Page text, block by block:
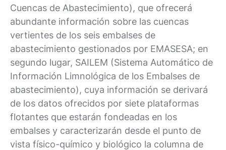
Cuencas de Abastecimiento), que ofrecerá
abundante información sobre las cuencas
vertientes de los seis embalses de
abastecimiento gestionados por EMASESA; en
segundo lugar, SAILEM (Sistema Automático de
Información Limnológica de los Embalses de
abastecimiento), cuya información se derivará
de los datos ofrecidos por siete plataformas
flotantes que estarán fondeadas en los
embalses y caracterizarán desde el punto de
vista físico-químico y biológico la columna de